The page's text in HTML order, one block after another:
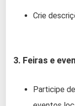
Crie
3. Feiras e
Participe